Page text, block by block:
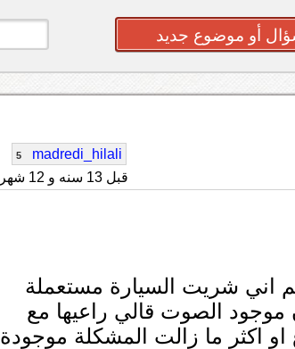
أو موضوع جديد
madredi_hilali
5
قبل 13 سنه و 12 شهر
شريت السيارة مستعملة
موجود الصوت قالي راعيها مع
اكثر ما زالت المشكلة موجودة